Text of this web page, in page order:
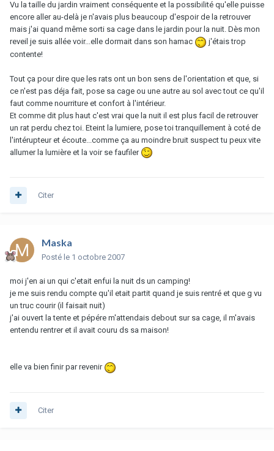
Vu la taille du jardin vraiment conséquente et la possibilité qu'elle puisse
encore aller au-delà je n'avais plus beaucoup d'espoir de la retrouver
mais j'ai quand même sorti sa cage dans le jardin pour la nuit. Dès mon
reveil je suis allée voir...elle dormait dans son hamac
j'étais trop
contente!
Tout ça pour dire que les rats ont un bon sens de l'orientation et que, si
ce n'est pas déja fait, pose sa cage ou une autre au sol avec tout ce qu'il
faut comme nourriture et confort à l'intérieur.
Et comme dit plus haut c'est vrai que la nuit il est plus facil de retrouver
un rat perdu chez toi. Eteint la lumiere, pose toi tranquillement à coté de
l'intérupteur et écoute...comme ça au moindre bruit suspect tu peux vite
allumer la lumière et la voir se faufiler
Citer
Maska
Posté le 1 octobre 2007
moi j'en ai un qui c'etait enfui la nuit ds un camping!
je me suis rendu compte qu'il etait partit quand je suis rentré et que g vu
un truc courir (il faisait nuit)
j'ai ouvert la tente et pépére m'attendais debout sur sa cage, il m'avais
entendu rentrer et il avait couru ds sa maison!
elle va bien finir par revenir
Citer